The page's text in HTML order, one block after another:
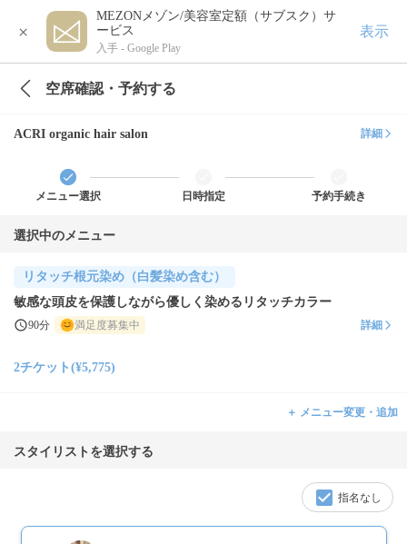
×
MEZONメゾン/美容室定額（サブスク）サ
ービス
入手 - Google Play
表示
空席確認・予約する
ACRI organic hair salon 詳細
メニュー選択 日時指定 予約手続き
選択中のメニュー
リタッチ根元染め（白髪染め含む）
敏感な頭皮を保護しながら優しく染めるリタッチカラー
90分 満足度募集中 詳細
2チケット(¥5,775)
＋ メニュー変更・追加
スタイリストを選択する
指名なし